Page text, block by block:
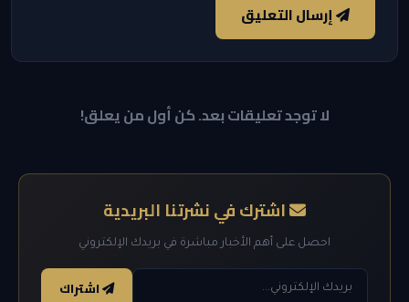
إرسال التعليق
لا توجد تعليقات بعد. كن أول من يعلق!
اشترك في نشرتنا البريدية
احصل على أهم الأخبار مباشرة في بريدك الإلكتروني
اشتراك